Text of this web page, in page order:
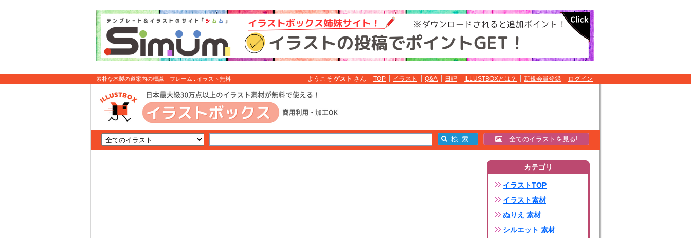
素朴な木製の道案内の標識 フレーム : イラスト無料 ようこそ ゲスト さん TOP イラスト Q&A 日記 ILLUSTBOXとは？ 新規会員登録 ログイン
全てのイラストを見る!
カテゴリ
イラストTOP
イラスト素材
ぬりえ 素材
シルエット 素材